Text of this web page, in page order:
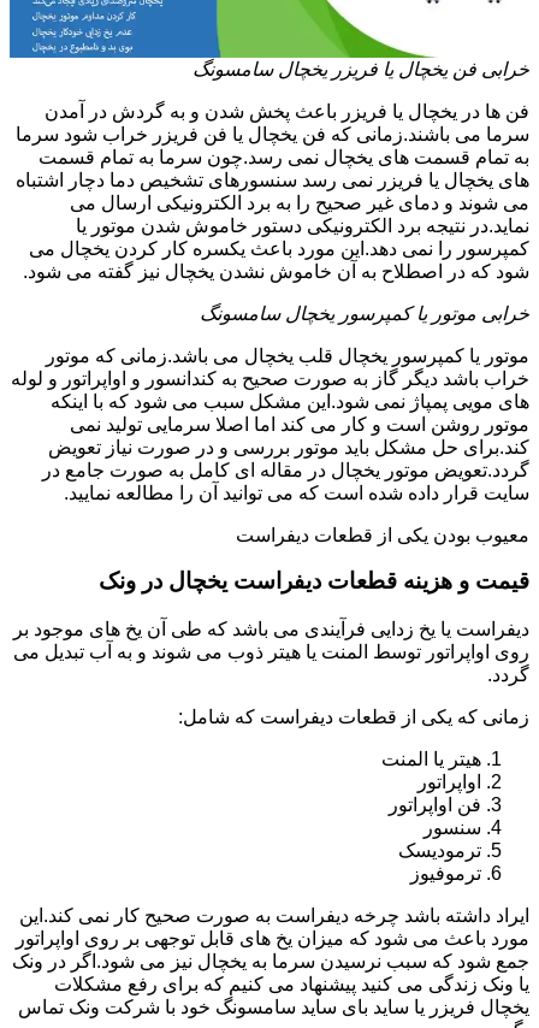
خرابی فن یخچال یا فریزر یخچال سامسونگ
فن ها در یخچال یا فریزر باعث پخش شدن و به گردش در آمدن
سرما می باشند.زمانی که فن یخچال یا فن فریزر خراب شود سرما
به تمام قسمت های یخچال نمی رسد.چون سرما به تمام قسمت
های یخچال یا فریزر نمی رسد سنسورهای تشخیص دما دچار اشتباه
می شوند و دمای غیر صحیح را به برد الکترونیکی ارسال می
نماید.در نتیجه برد الکترونیکی دستور خاموش شدن موتور یا
کمپرسور را نمی دهد.این مورد باعث یکسره کار کردن یخچال می
شود که در اصطلاح به آن خاموش نشدن یخچال نیز گفته می شود.
خرابی موتور یا کمپرسور یخچال سامسونگ
موتور یا کمپرسور یخچال قلب یخچال می باشد.زمانی که موتور
خراب باشد دیگر گاز به صورت صحیح به کندانسور و اواپراتور و لوله
های مویی پمپاژ نمی شود.این مشکل سبب می شود که با اینکه
موتور روشن است و کار می کند اما اصلا سرمایی تولید نمی
کند.برای حل مشکل باید موتور بررسی و در صورت نیاز تعویض
گردد.تعویض موتور یخچال در مقاله ای کامل به صورت جامع در
سایت قرار داده شده است که می توانید آن را مطالعه نمایید.
معیوب بودن یکی از قطعات دیفراست
قیمت و هزینه قطعات دیفراست یخچال در ونک
دیفراست یا یخ زدایی فرآیندی می باشد که طی آن یخ های موجود بر
روی اواپراتور توسط المنت یا هیتر ذوب می شوند و به آب تبدیل می
گردد.
زمانی که یکی از قطعات دیفراست که شامل:
هیتر یا المنت
اواپراتور
فن اواپراتور
سنسور
ترمودیسک
ترموفیوز
ایراد داشته باشد چرخه دیفراست به صورت صحیح کار نمی کند.این
مورد باعث می شود که میزان یخ های قابل توجهی بر روی اواپراتور
جمع شود که سبب نرسیدن سرما به یخچال نیز می شود.اگر در ونک
یا ونک زندگی می کنید پیشنهاد می کنیم که برای رفع مشکلات
یخچال فریزر یا ساید بای ساید سامسونگ خود با شرکت ونک تماس